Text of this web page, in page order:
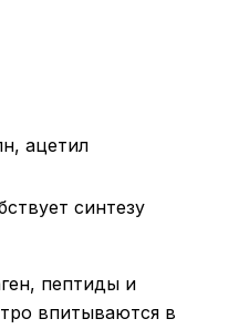
ацетил
синтезу
пептиды и
впитываются в